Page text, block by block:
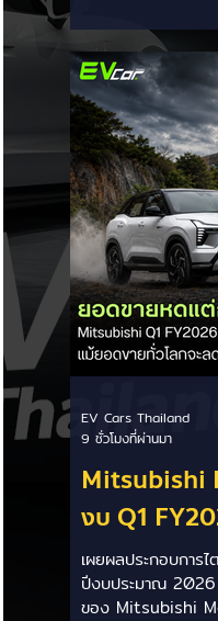
นำเข้า (CBU) จากค่
ผลิตในไทย ขณะเดี
ประโยชน์ทางภาษีที่เ
ประกอบการที่เข้ามา
ใช้เครือข่ายซัพพลา
ประเทศ โดยเตรียมเ
พิจารณาภายในเดือ
ให้สิทธิประโยชน์คน
เน้นสร้างความเท่าเ
ลงทุนในประเทศ โ
กว่าแก่ผู้
Mitsubishi
งบ Q1
โต 100% แม้
ลด 8% เร่ง
เผยผลประกอบการ
ปีงบประมาณ
ของ Mitsubishi
EV Cars Thailand
9 ชั่วโมงที่ผ่านมา